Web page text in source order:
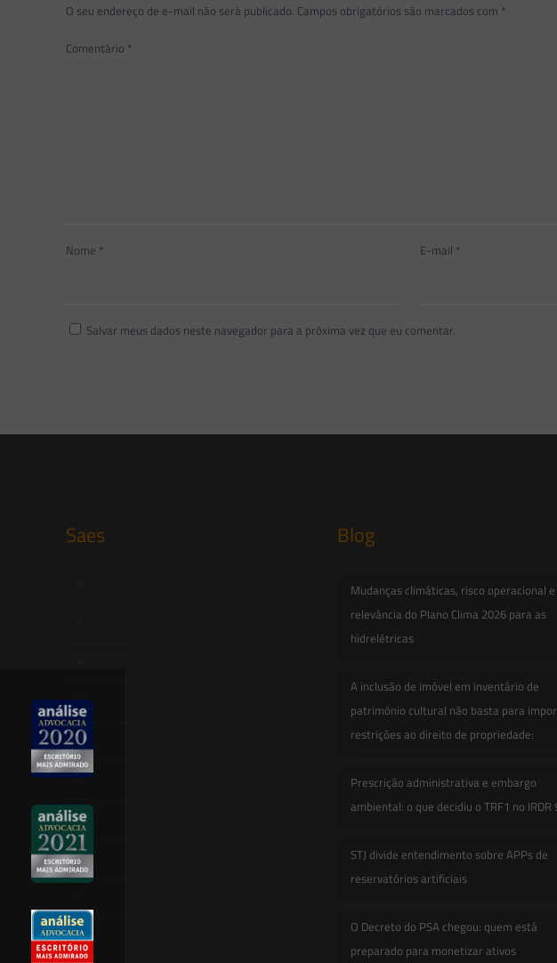
O seu endereço de e-mail não será publicado. Campos obrigatórios são marcados com *
Comentário *
Nome * E-mail *
Salvar meus dados neste navegador para a próxima vez que eu comentar.
Saes Blog
Mudanças climáticas, risco operacional e
relevância do Plano Clima 2026 para as
hidrelétricas
A inclusão de imóvel em inventário de
patrimônio cultural não basta para impor
restrições ao direito de propriedade:
Prescrição administrativa e embargo
ambiental: o que decidiu o TRF1 no IRDR
STJ divide entendimento sobre APPs de
reservatórios artificiais
O Decreto do PSA chegou: quem está
preparado para monetizar ativos